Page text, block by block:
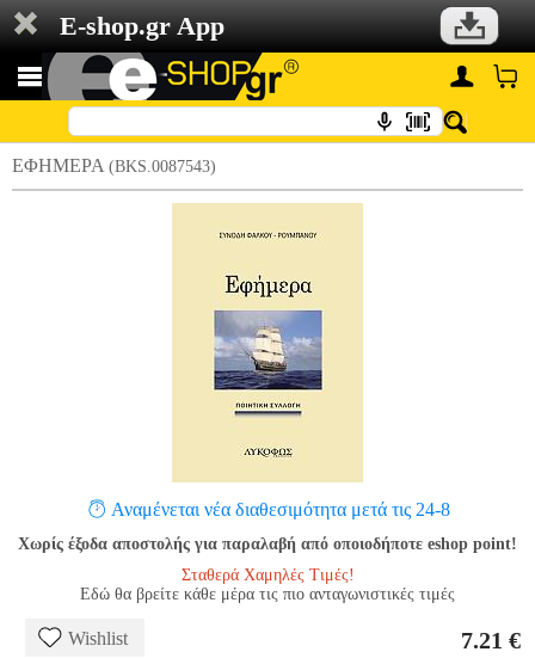
E-shop.gr App
ΕΦΗΜΕΡΑ (BKS.0087543)
Αναμένεται νέα διαθεσιμότητα μετά τις 24-8
Χωρίς έξοδα αποστολής για παραλαβή από οποιοδήποτε eshop point!
Σταθερά Χαμηλές Τιμές!
Εδώ θα βρείτε κάθε μέρα τις πιο ανταγωνιστικές τιμές
Wishlist 7.21 €